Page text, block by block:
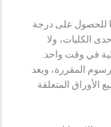
للحصول على درجة
الكليات، ولا
في وقت واحد.
المقررة، ويعد
المتعلقة